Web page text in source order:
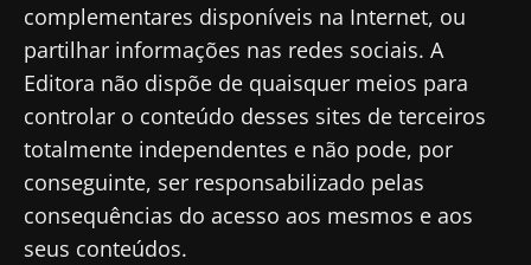
complementares disponíveis na Internet, ou
partilhar informações nas redes sociais. A
Editora não dispõe de quaisquer meios para
controlar o conteúdo desses sites de terceiros
totalmente independentes e não pode, por
conseguinte, ser responsabilizado pelas
consequências do acesso aos mesmos e aos
seus conteúdos.